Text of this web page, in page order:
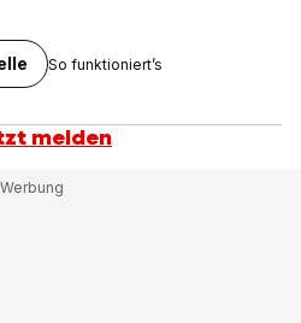
So funktioniert’s
melden